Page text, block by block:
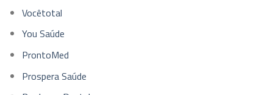
Vocêtotal
You Saúde
ProntoMed
Prospera Saúde